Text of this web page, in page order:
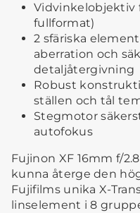
Vidvinkelobjektiv
fullformat)
2 sfäriska
aberration och
detaljåtergivning
Robust
ställen och tål
Stegmotor
autofokus
Fujinon XF 16mm f/
kunna återge den
Fujifilms unika X-
linselement i 8